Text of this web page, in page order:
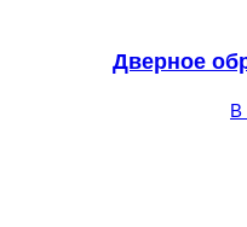
Дверное
В